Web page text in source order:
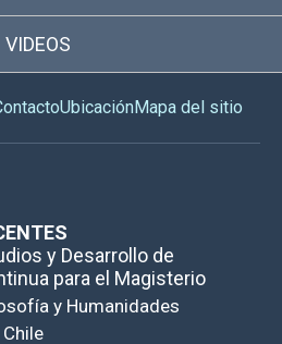
VIDEOS
UbicaciónMapa del sitio
y Desarrollo de
para el Magisterio
y Humanidades